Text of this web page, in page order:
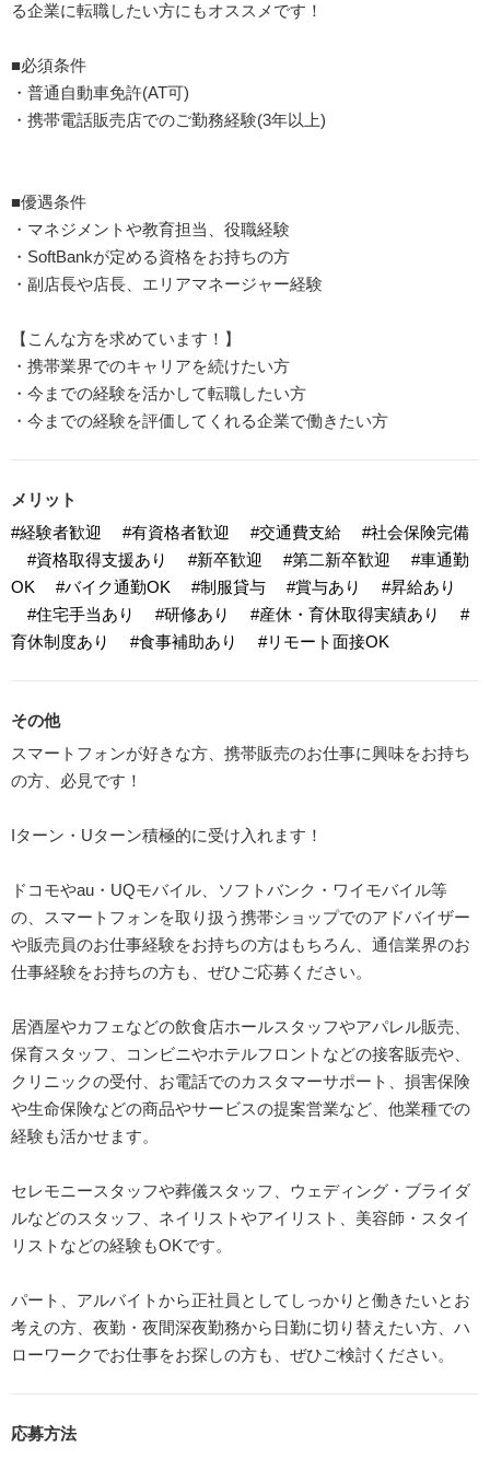
る企業に転職したい方にもオススメです！
■必須条件
・普通自動車免許(AT可)
・携帯電話販売店でのご勤務経験(3年以上)
■優遇条件
・マネジメントや教育担当、役職経験
・SoftBankが定める資格をお持ちの方
・副店長や店長、エリアマネージャー経験
【こんな方を求めています！】
・携帯業界でのキャリアを続けたい方
・今までの経験を活かして転職したい方
・今までの経験を評価してくれる企業で働きたい方
メリット
#経験者歓迎
#有資格者歓迎 #交通費支給
#社会保険完備
#資格取得支援あり
#新卒歓迎 #第二新卒歓迎
#車通勤
OK
#バイク通勤OK #制服貸与 #賞与あり
#昇給あり
#住宅手当あり
#研修あり #産休・育休取得実績あり
#
育休制度あり
#食事補助あり #リモート面接OK
その他
スマートフォンが好きな方、携帯販売のお仕事に興味をお持ち
の方、必見です！
Iターン・Uターン積極的に受け入れます！
ドコモやau・UQモバイル、ソフトバンク・ワイモバイル等
の、スマートフォンを取り扱う携帯ショップでのアドバイザー
や販売員のお仕事経験をお持ちの方はもちろん、通信業界のお
仕事経験をお持ちの方も、ぜひご応募ください。
居酒屋やカフェなどの飲食店ホールスタッフやアパレル販売、
保育スタッフ、コンビニやホテルフロントなどの接客販売や、
クリニックの受付、お電話でのカスタマーサポート、損害保険
や生命保険などの商品やサービスの提案営業など、他業種での
経験も活かせます。
セレモニースタッフや葬儀スタッフ、ウェディング・ブライダ
ルなどのスタッフ、ネイリストやアイリスト、美容師・スタイ
リストなどの経験もOKです。
パート、アルバイトから正社員としてしっかりと働きたいとお
考えの方、夜勤・夜間深夜勤務から日勤に切り替えたい方、ハ
ローワークでお仕事をお探しの方も、ぜひご検討ください。
応募方法